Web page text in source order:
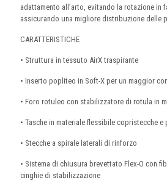
adattamento all’arto, evitando la rotazione in
assicurando una migliore distribuzione delle
CARATTERISTICHE
• Struttura in tessuto AirX traspirante
• Inserto popliteo in Soft-X per un maggior
• Foro rotuleo con stabilizzatore di rotula in
• Tasche in materiale flessibile copristecche e
• Stecche a spirale laterali di rinforzo
• Sistema di chiusura brevettato Flex-O con
cinghie di stabilizzazione